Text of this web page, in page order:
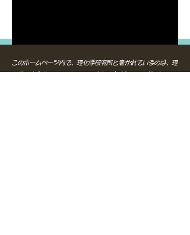
このホームページ内で、理化学研究所と書かれているのは、理